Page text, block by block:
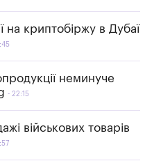
на криптобіржу в Дубаї
неминуче
22:15
військових товарів